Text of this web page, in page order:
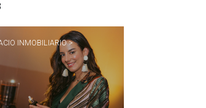
INMOBILIARIO >